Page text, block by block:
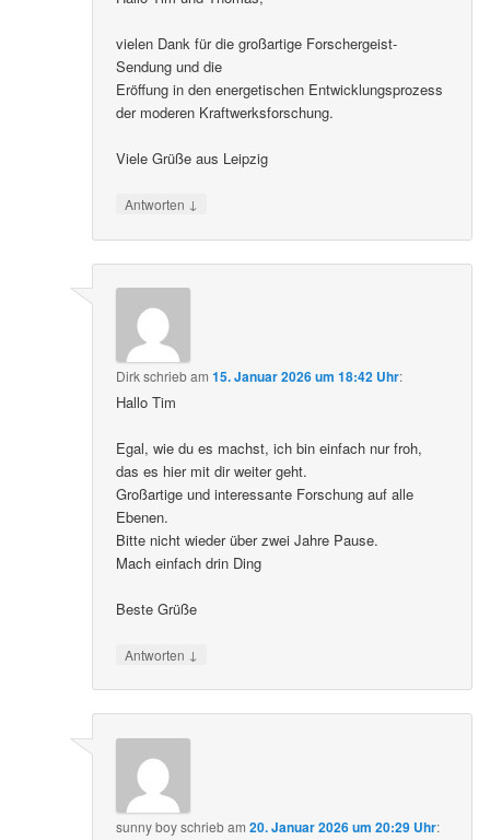
vielen Dank für die großartige Forschergeist-
Sendung und die
Eröffung in den energetischen Entwicklungsprozess
der moderen Kraftwerksforschung.
Viele Grüße aus Leipzig
Antworten ↓
Dirkschriebam15. Januar 2026 um 18:42 Uhr:
Hallo Tim
Egal, wie du es machst, ich bin einfach nur froh,
das es hier mit dir weiter geht.
Großartige und interessante Forschung auf alle
Ebenen.
Bitte nicht wieder über zwei Jahre Pause.
Mach einfach drin Ding
Beste Grüße
Antworten ↓
sunny boyschriebam20. Januar 2026 um 20:29 Uhr: